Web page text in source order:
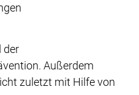
der
Außerdem
zuletzt mit Hilfe von